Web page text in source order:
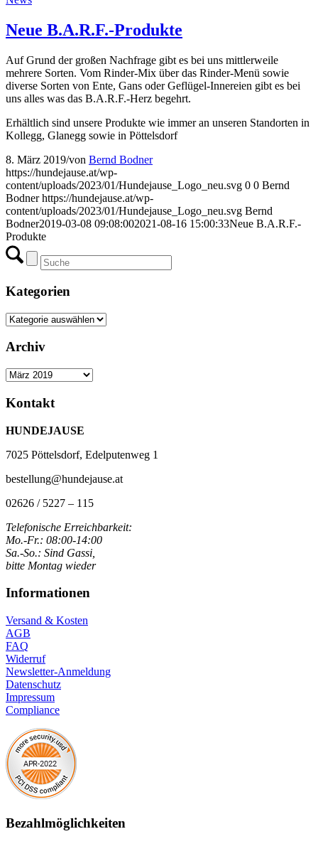
Neue B.A.R.F.-Produkte
Auf Grund der großen Nachfrage gibt es bei uns mittlerweile
mehrere Sorten. Vom Rinder-Mix über das Rinder-Menü sowie
diverse Sorten von Ente, Gans oder Geflügel-Innereien gibt es bei
uns alles was das B.A.R.F.-Herz begehrt.
Erhältlich sind unsere Produkte wie immer an unseren Standorten in
Kollegg, Glanegg sowie in Pöttelsdorf
8. März 2019/von Bernd Bodner
https://hundejause.at/wp-
content/uploads/2023/01/Hundejause_Logo_neu.svg 0 0 Bernd
Bodner https://hundejause.at/wp-
content/uploads/2023/01/Hundejause_Logo_neu.svg Bernd
Bodner2019-03-08 09:08:002021-08-16 15:00:33Neue B.A.R.F.-
Produkte
Kategorien
Kategorien
Archiv
Archiv
Kontakt
HUNDEJAUSE
7025 Pöttelsdorf, Edelputenweg 1
bestellung@hundejause.at
02626 / 5227 – 115
Telefonische Erreichbarkeit:
Mo.-Fr.: 08:00-14:00
Sa.-So.: Sind Gassi,
bitte Montag wieder
Informationen
Versand & Kosten
AGB
FAQ
Widerruf
Newsletter-Anmeldung
Datenschutz
Impressum
Compliance
Bezahlmöglichkeiten